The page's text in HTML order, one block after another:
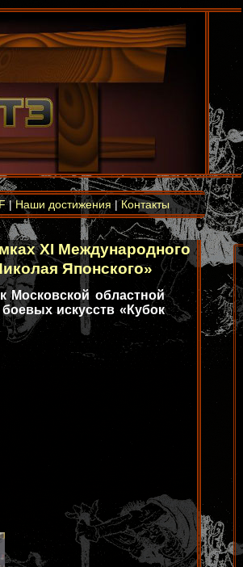
|Наши достижения|Контакты
XI Международного
Японского»
областной
искусств «Кубок